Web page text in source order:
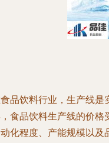
品饮料行业，生产线是
食品饮料生产线的价格
化程度、产能规模以及